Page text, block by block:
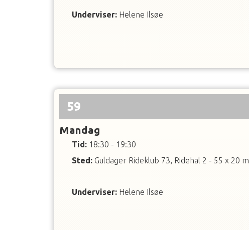
Underviser: Helene Ilsøe
59
Mandag
Tid: 18:30 - 19:30
Sted: Guldager Rideklub 73, Ridehal 2 - 55 x 20 m
Underviser: Helene Ilsøe